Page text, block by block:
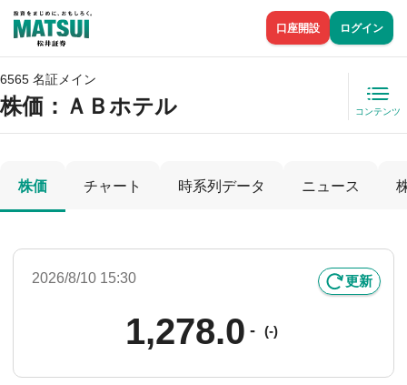
口座開設 ログイン
6565 名証メイン
株価 ：ＡＢホテル コンテンツ
株価 チャート 時系列データ ニュース
2026/8/10 15:30 更新
1,278.0 - (-)